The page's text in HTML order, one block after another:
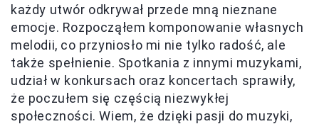
każdy utwór odkrywał przede mną nieznane
emocje. Rozpocząłem komponowanie własnych
melodii, co przyniosło mi nie tylko radość, ale
także spełnienie. Spotkania z innymi muzykami,
udział w konkursach oraz koncertach sprawiły,
że poczułem się częścią niezwykłej
społeczności. Wiem, że dzięki pasji do muzyki,